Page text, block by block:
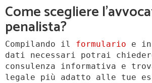
Come scegliere
penalista?
Compilando il formulario e
dati necessari potrai
consulenza informativa e
legale più adatto alle tue